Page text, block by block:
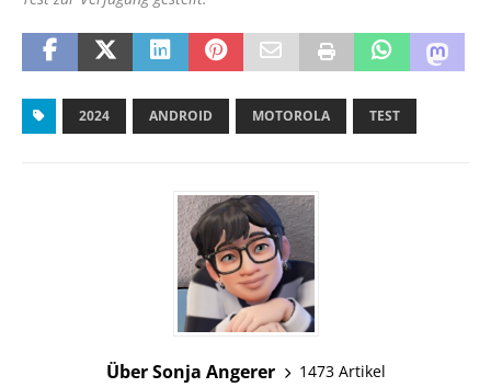
2024 ANDROID MOTOROLA TEST
Über Sonja Angerer
1473 Artikel